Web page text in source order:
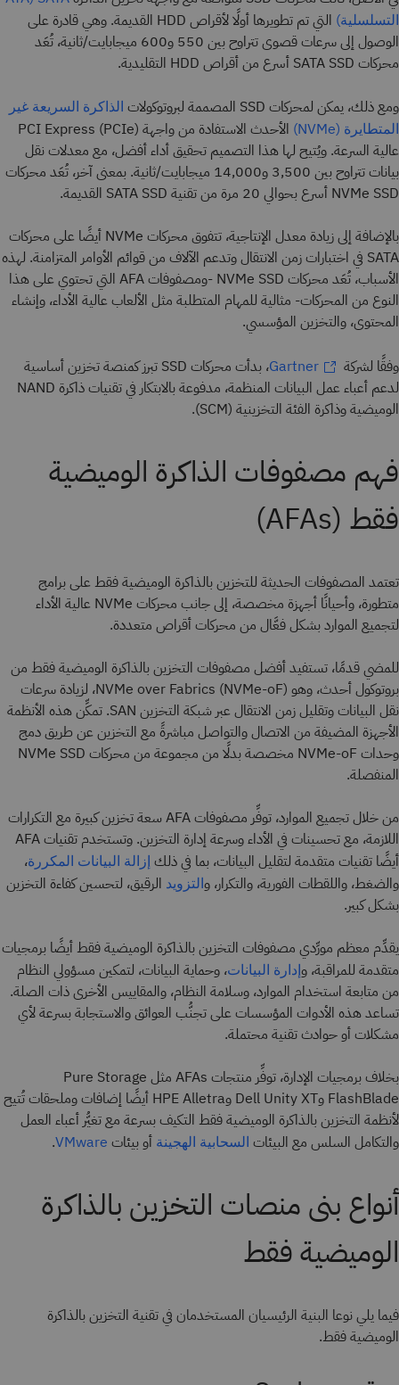
التسلسلية)
التي تم تطويرها أولًا لأقراص HDD القديمة. وهي قادرة على
الوصول إلى سرعات قصوى تتراوح بين 550 و600 ميجابايت/ثانية، تُعَد
محركات SATA SSD أسرع من أقراص HDD التقليدية.
ومع ذلك، يمكن لمحركات SSD المصممة لبروتوكولات
الذاكرة السريعة غير
المتطايرة (NVMe)
الأحدث الاستفادة من واجهة PCI Express (PCIe)
عالية السرعة. ويُتيح لها هذا التصميم تحقيق أداء أفضل، مع معدلات نقل
بيانات تتراوح بين 3,500 و14,000 ميجابايت/ثانية. بمعنى آخر، تُعَد محركات
NVMe SSD أسرع بحوالي 20 مرة من تقنية SATA SSD القديمة.
بالإضافة إلى زيادة معدل الإنتاجية، تتفوق محركات NVMe أيضًا على محركات
SATA في اختبارات زمن الانتقال وتدعم الآلاف من قوائم الأوامر المتزامنة. لهذه
الأسباب، تُعَد محركات NVMe SSD -ومصفوفات AFA التي تحتوي على هذا
النوع من المحركات- مثالية للمهام المتطلبة مثل الألعاب عالية الأداء، وإنشاء
المحتوى، والتخزين المؤسسي.
وفقًا لشركة Gartner
، بدأت محركات SSD تبرز كمنصة تخزين أساسية
لدعم أعباء عمل البيانات المنظمة، مدفوعة بالابتكار في تقنيات ذاكرة NAND
الوميضية وذاكرة الفئة التخزينية (SCM).
فهم مصفوفات الذاكرة الوميضية
فقط (AFAs)
تعتمد المصفوفات الحديثة للتخزين بالذاكرة الوميضية فقط على برامج
متطورة، وأحيانًا أجهزة مخصصة، إلى جانب محركات NVMe عالية الأداء
لتجميع الموارد بشكل فعَّال من محركات أقراص متعددة.
للمضي قدمًا، تستفيد أفضل مصفوفات التخزين بالذاكرة الوميضية فقط من
بروتوكول أحدث، وهو NVMe over Fabrics (NVMe-oF)، لزيادة سرعات
نقل البيانات وتقليل زمن الانتقال عبر شبكة التخزين SAN. تمكِّن هذه الأنظمة
الأجهزة المضيفة من الاتصال والتواصل مباشرةً مع التخزين عن طريق دمج
وحدات NVMe-oF مخصصة بدلًا من مجموعة من محركات NVMe SSD
المنفصلة.
من خلال تجميع الموارد، توفِّر مصفوفات AFA سعة تخزين كبيرة مع التكرارات
اللازمة، مع تحسينات في الأداء وسرعة إدارة التخزين. وتستخدم تقنيات AFA
أيضًا تقنيات متقدمة لتقليل البيانات، بما في ذلك إزالة البيانات المكررة،
والضغط، واللقطات الفورية، والتكرار، والتزويد الرقيق، لتحسين كفاءة التخزين
بشكل كبير.
يقدِّم معظم مورِّدي مصفوفات التخزين بالذاكرة الوميضية فقط أيضًا برمجيات
متقدمة للمراقبة، وإدارة البيانات، وحماية البيانات، لتمكين مسؤولي النظام
من متابعة استخدام الموارد، وسلامة النظام، والمقاييس الأخرى ذات الصلة.
تساعد هذه الأدوات المؤسسات على تجنُّب العوائق والاستجابة بسرعة لأي
مشكلات أو حوادث تقنية محتملة.
بخلاف برمجيات الإدارة، توفِّر منتجات AFAs مثل Pure Storage
FlashBlade وDell Unity XT وHPE Alletra أيضًا إضافات وملحقات تُتيح
لأنظمة التخزين بالذاكرة الوميضية فقط التكيف بسرعة مع تغيُّر أعباء العمل
والتكامل السلس مع البيئات السحابية الهجينة أو بيئات VMware
.
أنواع بنى منصات التخزين بالذاكرة
الوميضية فقط
فيما يلي نوعا البنية الرئيسيان المستخدمان في تقنية التخزين بالذاكرة
الوميضية فقط.